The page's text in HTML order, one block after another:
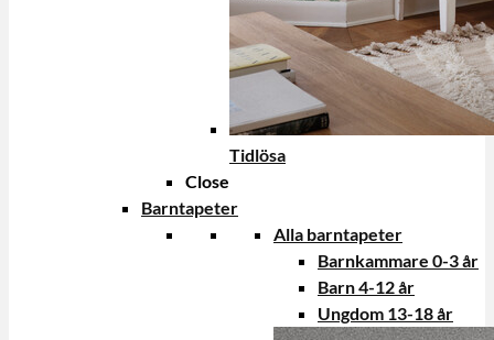
Tidlösa
Close
Barntapeter
Alla barntapeter
Barnkammare 0-3 år
Barn 4-12 år
Ungdom 13-18 år